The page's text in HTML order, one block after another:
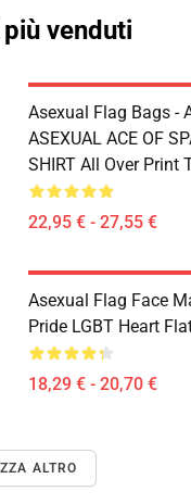
venduti
Asexual Flag Bags -
ASEXUAL ACE OF
SHIRT All Over Print
22,95 € - 27,55 €
Asexual Flag Face
Pride LGBT Heart
18,29 € - 20,70 €
ALTRO